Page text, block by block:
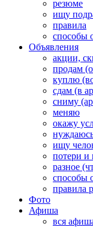
резюме
ищу
правила
способы
Объявления
акции,
продам
куплю
сдам (в
сниму
меняю
окажу
ищу
потери и
разное
способы
правила
Фото
Афиша
вся